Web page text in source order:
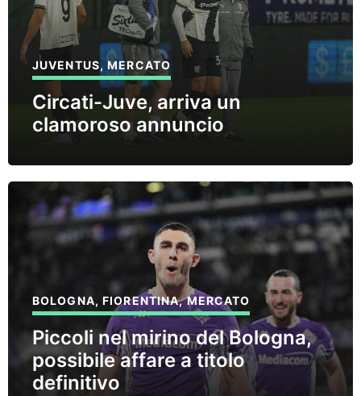
JUVENTUS,MERCATO
Circati-Juve, arriva un
clamoroso annuncio
BOLOGNA,FIORENTINA,MERCATO
Piccoli nel mirino del Bologna,
possibile affare a titolo
definitivo